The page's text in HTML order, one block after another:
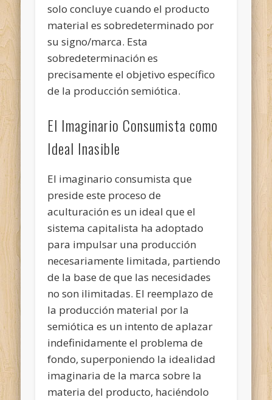
solo concluye cuando el producto
material es sobredeterminado por
su signo/marca. Esta
sobredeterminación es
precisamente el objetivo específico
de la producción semiótica.
El Imaginario Consumista como
Ideal Inasible
El imaginario consumista que
preside este proceso de
aculturación es un ideal que el
sistema capitalista ha adoptado
para impulsar una producción
necesariamente limitada, partiendo
de la base de que las necesidades
no son ilimitadas. El reemplazo de
la producción material por la
semiótica es un intento de aplazar
indefinidamente el problema de
fondo, superponiendo la idealidad
imaginaria de la marca sobre la
materia del producto, haciéndolo